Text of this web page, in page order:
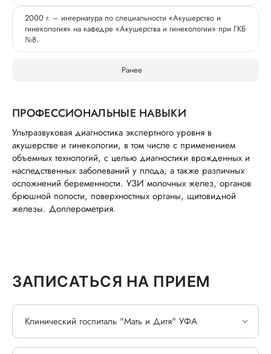
2000 г. – интернатура по специальности «Акушерство и
гинекология» на кафедре «Акушерства и гинекологии» при ГКБ
№8.
Ранее
ПРОФЕССИОНАЛЬНЫЕ НАВЫКИ
Ультразвуковая диагностика экспертного уровня в
акушерстве и гинекологии, в том числе с применением
объемных технологий, с целью диагностики врожденных и
наследственных заболеваний у плода, а также различных
осложнений беременности. УЗИ молочных желез, органов
брюшной полости, поверхностных органы, щитовидной
железы. Доплерометрия.
ЗАПИСАТЬСЯ НА ПРИЕМ
Клинический госпиталь "Мать и Дитя" УФА